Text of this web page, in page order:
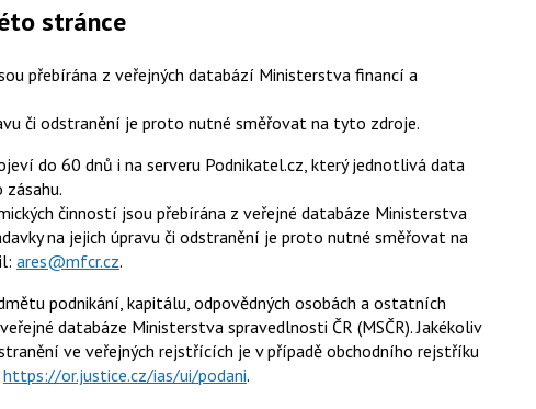
stránce
přebírána z veřejných databází Ministerstva financí a
či odstranění je proto nutné směřovat na tyto zdroje.
do 60 dnů i na serveru Podnikatel.cz, který jednotlivá data
činností jsou přebírána z veřejné databáze Ministerstva
na jejich úpravu či odstranění je proto nutné směřovat na
ares@mfcr.cz.
podnikání, kapitálu, odpovědných osobách a ostatních
databáze Ministerstva spravedlnosti ČR (MSČR). Jakékoliv
ve veřejných rejstřících je v případě obchodního rejstříku
https://or.justice.cz/ias/ui/podani.